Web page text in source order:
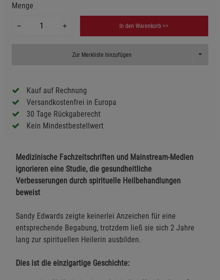
Menge
In den Warenkorb >>
Zur Merkliste hinzufügen Toggle
Kauf auf Rechnung
Versandkostenfrei in Europa
30 Tage Rückgaberecht
Kein Mindestbestellwert
Medizinische Fachzeitschriften und Mainstream-Medien
ignorieren eine Studie, die gesundheitliche
Verbesserungen durch spirituelle Heilbehandlungen
beweist
Sandy Edwards zeigte keinerlei Anzeichen für eine
entsprechende Begabung, trotzdem ließ sie sich 2 Jahre
lang zur spirituellen Heilerin ausbilden.
Dies ist die einzigartige Geschichte: